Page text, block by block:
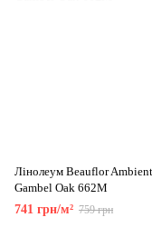
Лінолеум Beauflor Ambient
Gambel Oak 662M
741 грн/м² 759 грн